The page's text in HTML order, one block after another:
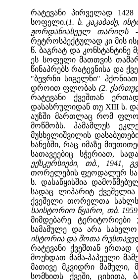
რატევანი პირველად
სოფელი.(1. ს. კაკაბაძე,
ჟორდანიასეულ თარიღს
რეტროსპექტულად კი მის
წ. ბაგრატ და კონსტანტინე
ეს სოფელი მათთვის თამარ
წინაპრებს რატევნისა და
"ბევრნი სიგელნი"
დროით ფლობას (2.
რატევანი ქვეშთან
დასასრულიდან თუ XIII ს.
აუზში მართლაც რომ
მოწმობს. ჰამამლუს
მუსხელიშვილის
ხანებში, რაც იმაზე
სათავეებიც სჭერიათ,
ექსკურსიები, თბ., 1941,
თორელების ფეოდალურ
ს. დასაწყისშია
სადაც ლიპარიტ
ქვეშელი თორელთა
საისტორიო წყარო, თბ. 1959,
მიმდებარე
სამამულე და არა
ისტორია და შოთა
რატევანი ქვეშთან ერთად
მოუხდათ მამა-პაპეული
მათივე მკვიდრი მამული,
სომხითს ქვეში,